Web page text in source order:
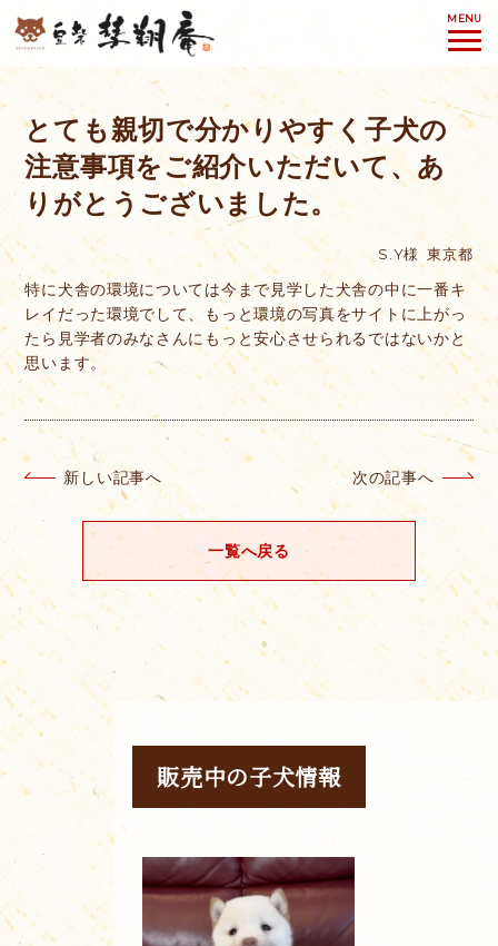
MENU
とても親切で分かりやすく子犬の
注意事項をご紹介いただいて、あ
りがとうございました。
S.Y様 東京都
特に犬舎の環境については今まで見学した犬舎の中に一番キ
レイだった環境でして、もっと環境の写真をサイトに上がっ
たら見学者のみなさんにもっと安心させられるではないかと
思います。
新しい記事へ 次の記事へ
一覧へ戻る
販売中の子犬情報